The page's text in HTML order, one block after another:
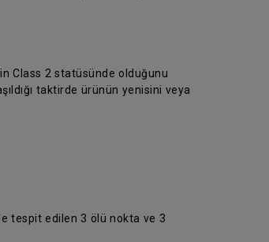
Class 2 statüsünde olduğunu
taktirde ürünün yenisini veya
tespit edilen 3 ölü nokta ve 3